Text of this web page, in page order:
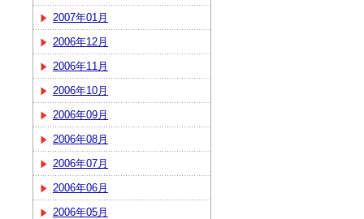
2007年01月
2006年12月
2006年11月
2006年10月
2006年09月
2006年08月
2006年07月
2006年06月
2006年05月